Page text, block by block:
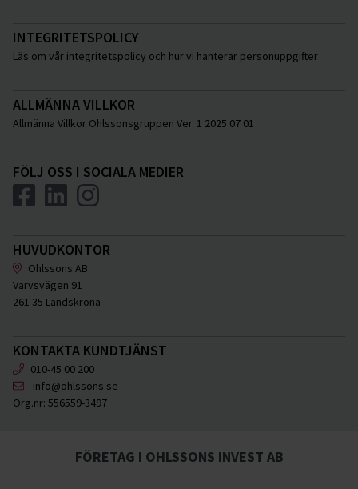
INTEGRITETSPOLICY
Läs om vår integritetspolicy och hur vi hanterar personuppgifter
ALLMÄNNA VILLKOR
Allmänna Villkor Ohlssonsgruppen Ver. 1 2025 07 01
FÖLJ OSS I SOCIALA MEDIER
HUVUDKONTOR
Ohlssons AB
Varvsvägen 91
261 35 Landskrona
KONTAKTA KUNDTJÄNST
010-45 00 200
info@ohlssons.se
Org.nr: 556559-3497
FÖRETAG I OHLSSONS INVEST AB